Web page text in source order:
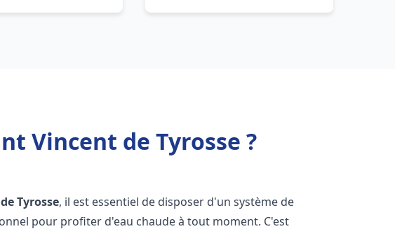
Vincent de Tyrosse ?
Tyrosse, il est essentiel de disposer d'un système de
pour profiter d'eau chaude à tout moment. C'est